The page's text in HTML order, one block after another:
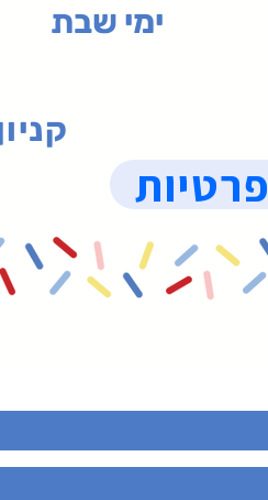
ימי שבת 09:30-19:15 (בהזמנה מראש)
קניון
פרטיות